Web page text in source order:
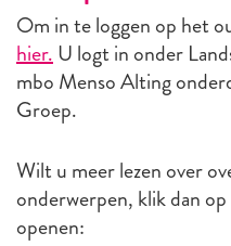
Om in te loggen op het
hier.U logt in onder
mbo Menso Alting
Groep.
Wilt u meer lezen over
onderwerpen, klik dan
openen: